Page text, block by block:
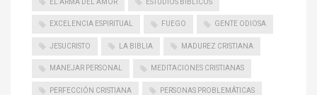
EL ARMA DEL AMOR ESTUDIOS BÍBLICOS
EXCELENCIA ESPIRITUAL FUEGO GENTE ODIOSA
JESUCRISTO LA BIBLIA MADUREZ CRISTIANA
MANEJAR PERSONAL MEDITACIONES CRISTIANAS
PERFECCIÓN CRISTIANA PERSONAS PROBLEMÁTICAS